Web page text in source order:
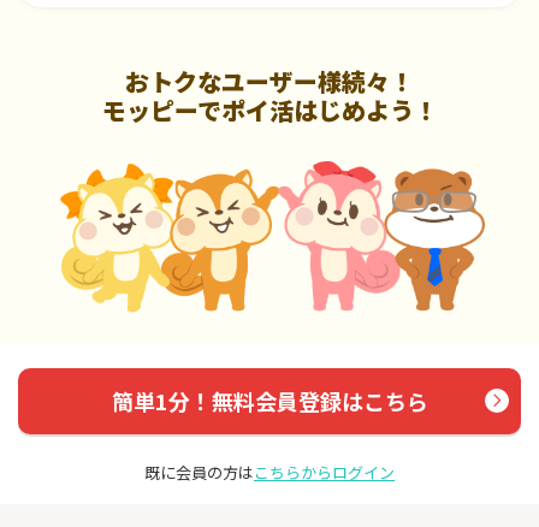
おトクなユーザー様続々！
モッピーでポイ活はじめよう！
簡単1分！無料会員登録はこちら
既に会員の方はこちらからログイン